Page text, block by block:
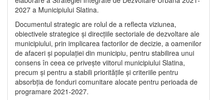
2027 a Municipiului Slatina.
Documentul strategic are rolul de a reflecta viziunea,
obiectivele strategice și direcțiile sectoriale de dezvoltare ale
municipiului, prin implicarea factorilor de decizie, a oamenilor
de afaceri și populației din municipiu, pentru stabilirea unui
consens în ceea ce privește viitorul municipiului Slatina,
precum și pentru a stabili prioritățile și criteriile pentru
absorbția de fonduri comunitare alocate pentru perioada de
programare 2021-2027.